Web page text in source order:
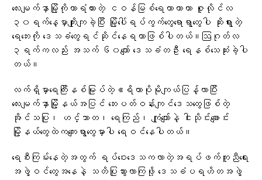
လေးမျက်နှာမြို့ကိုကာရံထားတဲ့ ငဝန်မြစ်ရေကာတာဟာ ဇူလိုင်လ
၃၀ရက်နေ့မှာကျိုးကျခဲ့ပြီး မြို့ပေါ်ရပ်ကွက်တွေရောရွာတွေပါ ဆိုးရွားတဲ့
ရေဘေးကို ဒေသခံတွေရင်ဆိုင်နေရတာဖြစ်ပါတယ်။ဩဂုတ်လ
၃ရက်ကလည်း အသက် ၆၀ကျော် ဒေသခံတဦး ရေနစ်သေဆုံးခဲ့ပါ
တယ်။
လက်ရှိမှာရေကြီးနစ်မြုပ်တဲ့ဧရိယာပိုမိုကျယ်ပြန့်လာပြီး
လေးမျက်နှာမြို့နယ်အပြင် ဘေးပတ်ဝန်းကျင်ဒေသတွေဖြစ်တဲ့
အိုင်သပြု၊ ဟင်္သာတ၊ ရေကြည်၊ ကျုံကျော်နဲ့ ငါးသိုင်းချောင်း
မြို့နယ်တွေထဲကကျေးရွာတွေမှာပါ ရေဝင်နေပါတယ်။
ရေစီးကြမ်းနေတဲ့အတွက် ရပ်ဝေးဒေသကလာတဲ့အရပ်ဖက်ကူညီရေး
အဖွဲ့ဝင်တွေအနေနဲ့ သတိပြုသွားလာကြဖို့ ဒေသခံပရဟိတအဖွဲ့